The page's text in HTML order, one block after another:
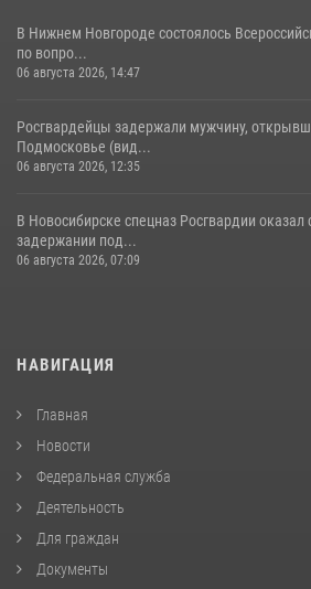
В Нижнем Новгороде состоялось
по вопро...
06 августа 2026, 14:47
Росгвардейцы задержали мужчину,
Подмосковье (вид...
06 августа 2026, 12:35
В Новосибирске спецназ Росгвардии оказал
задержании под...
06 августа 2026, 07:09
НАВИГАЦИЯ
Главная
Новости
Федеральная служба
Деятельность
Для граждан
Документы